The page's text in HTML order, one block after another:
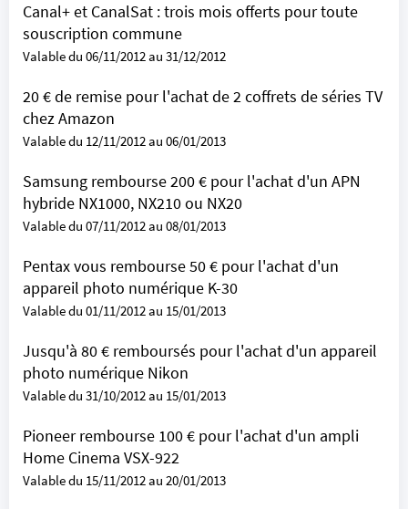
Canal+ et CanalSat : trois mois offerts pour toute
souscription commune
Valable du 06/11/2012 au 31/12/2012
20 € de remise pour l'achat de 2 coffrets de séries TV
chez Amazon
Valable du 12/11/2012 au 06/01/2013
Samsung rembourse 200 € pour l'achat d'un APN
hybride NX1000, NX210 ou NX20
Valable du 07/11/2012 au 08/01/2013
Pentax vous rembourse 50 € pour l'achat d'un
appareil photo numérique K-30
Valable du 01/11/2012 au 15/01/2013
Jusqu'à 80 € remboursés pour l'achat d'un appareil
photo numérique Nikon
Valable du 31/10/2012 au 15/01/2013
Pioneer rembourse 100 € pour l'achat d'un ampli
Home Cinema VSX-922
Valable du 15/11/2012 au 20/01/2013